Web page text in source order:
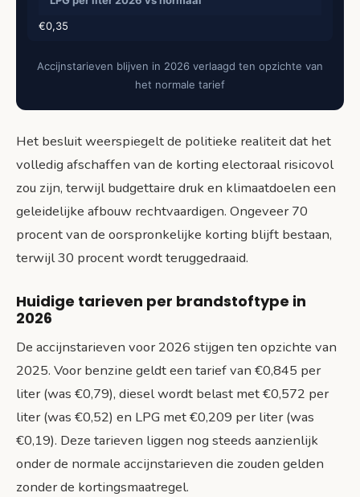
€0,35
Accijnstarieven blijven in 2026 verlaagd ten opzichte van
het normale tarief
Het besluit weerspiegelt de politieke realiteit dat het
volledig afschaffen van de korting electoraal risicovol
zou zijn, terwijl budgettaire druk en klimaatdoelen een
geleidelijke afbouw rechtvaardigen. Ongeveer 70
procent van de oorspronkelijke korting blijft bestaan,
terwijl 30 procent wordt teruggedraaid.
Huidige tarieven per brandstoftype in
2026
De accijnstarieven voor 2026 stijgen ten opzichte van
2025. Voor benzine geldt een tarief van €0,845 per
liter (was €0,79), diesel wordt belast met €0,572 per
liter (was €0,52) en LPG met €0,209 per liter (was
€0,19). Deze tarieven liggen nog steeds aanzienlijk
onder de normale accijnstarieven die zouden gelden
zonder de kortingsmaatregel.